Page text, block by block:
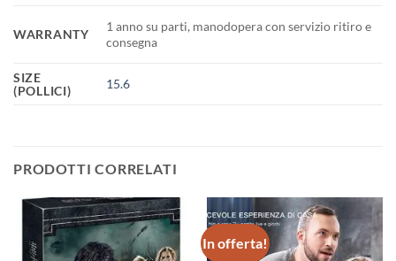
WARRANTY
1 anno su parti, manodopera con servizio ritiro e
consegna
SIZE
(POLLICI)
15.6
PRODOTTI CORRELATI
In offerta!